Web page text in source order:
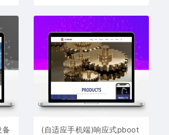
备
(自适应手机端)响应式pboot